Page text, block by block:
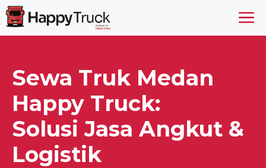
Langsung
ke
isi
Sewa Truk Medan
Happy Truck:
Solusi Jasa Angkut &
Logistik